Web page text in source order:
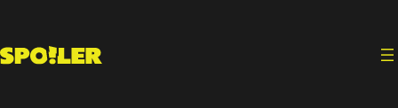
contenido